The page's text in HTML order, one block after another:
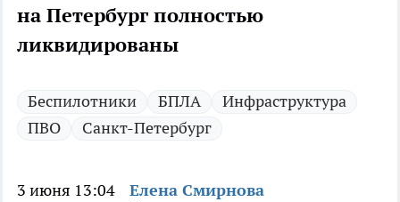
на Петербург полностью
ликвидированы
Беспилотники БПЛА
Инфраструктура
ПВО
Санкт-Петербург
3 июня 13:04 Елена Смирнова